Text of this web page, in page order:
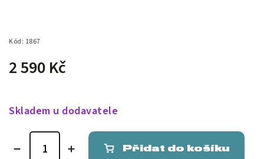
Kód: 1867
2 590 Kč
Skladem u dodavatele
Přidat do košíku